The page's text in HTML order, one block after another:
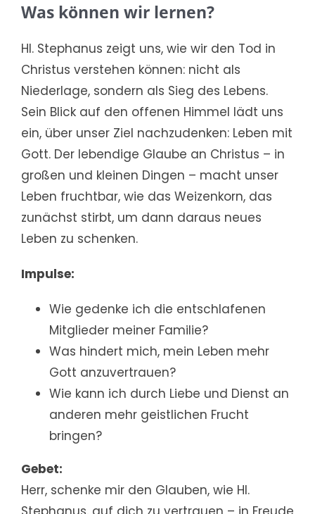
Was können wir lernen?
Hl. Stephanus zeigt uns, wie wir den Tod in
Christus verstehen können: nicht als
Niederlage, sondern als Sieg des Lebens.
Sein Blick auf den offenen Himmel lädt uns
ein, über unser Ziel nachzudenken: Leben mit
Gott. Der lebendige Glaube an Christus – in
großen und kleinen Dingen – macht unser
Leben fruchtbar, wie das Weizenkorn, das
zunächst stirbt, um dann daraus neues
Leben zu schenken.
Impulse:
Wie gedenke ich die entschlafenen
Mitglieder meiner Familie?
Was hindert mich, mein Leben mehr
Gott anzuvertrauen?
Wie kann ich durch Liebe und Dienst an
anderen mehr geistlichen Frucht
bringen?
Gebet:
Herr, schenke mir den Glauben, wie Hl.